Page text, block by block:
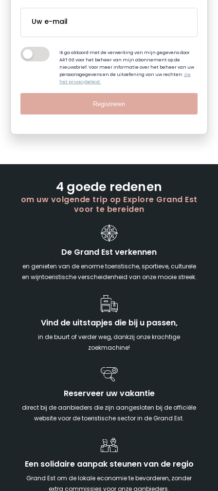
Ik ga akkoord met de verwerking van mijn gegevens door
ART GE voor het beheer van mijn abonnement op de
nieuwsbrief. Voor meer informatie over het beheer van uw
persoonsgegevens en de uitoefening van uw rechten:zie
het privacybeleid.
Registreren
4 goede redenen
om uw volgende trip op Explore Grand Est
voor te bereiden
De Grand Est verkennen
en genieten van de enorme toeristische, sportieve, culturele
en wijntoeristische verscheidenheid van onze mooie streek.
Vind de uitstapjes die bij u passen,
in de buurt of verder weg, dankzij onze krachtige
zoekmachine!
Reserveer uw vakantie
direct bij de aanbieders die zijn aangesloten bij de officiële
website voor de toeristische sector in de Grand Est.
Een solidaire aanpak steunen van de regio
Grand Est om de lokale economie te bevorderen, zonder